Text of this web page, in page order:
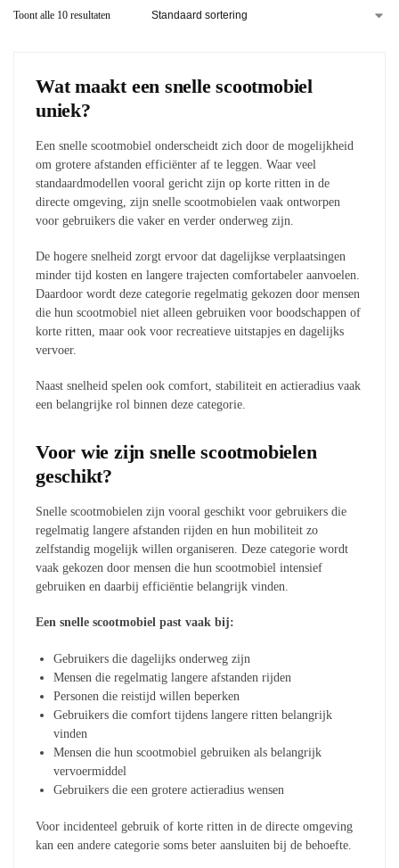
Toont alle 10 resultaten
Wat maakt een snelle scootmobiel
uniek?
Een snelle scootmobiel onderscheidt zich door de mogelijkheid
om grotere afstanden efficiënter af te leggen. Waar veel
standaardmodellen vooral gericht zijn op korte ritten in de
directe omgeving, zijn snelle scootmobielen vaak ontworpen
voor gebruikers die vaker en verder onderweg zijn.
De hogere snelheid zorgt ervoor dat dagelijkse verplaatsingen
minder tijd kosten en langere trajecten comfortabeler aanvoelen.
Daardoor wordt deze categorie regelmatig gekozen door mensen
die hun scootmobiel niet alleen gebruiken voor boodschappen of
korte ritten, maar ook voor recreatieve uitstapjes en dagelijks
vervoer.
Naast snelheid spelen ook comfort, stabiliteit en actieradius vaak
een belangrijke rol binnen deze categorie.
Voor wie zijn snelle scootmobielen
geschikt?
Snelle scootmobielen zijn vooral geschikt voor gebruikers die
regelmatig langere afstanden rijden en hun mobiliteit zo
zelfstandig mogelijk willen organiseren. Deze categorie wordt
vaak gekozen door mensen die hun scootmobiel intensief
gebruiken en daarbij efficiëntie belangrijk vinden.
Een snelle scootmobiel past vaak bij:
Gebruikers die dagelijks onderweg zijn
Mensen die regelmatig langere afstanden rijden
Personen die reistijd willen beperken
Gebruikers die comfort tijdens langere ritten belangrijk
vinden
Mensen die hun scootmobiel gebruiken als belangrijk
vervoermiddel
Gebruikers die een grotere actieradius wensen
Voor incidenteel gebruik of korte ritten in de directe omgeving
kan een andere categorie soms beter aansluiten bij de behoefte.